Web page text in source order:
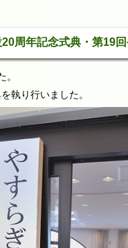
20周年記念式典・第19
。
執り行いました。